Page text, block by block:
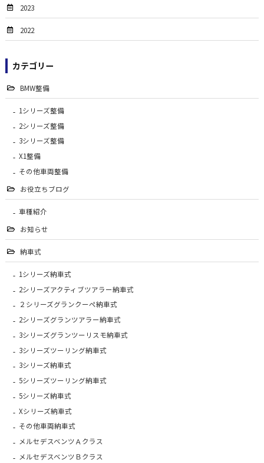
2023
2022
カテゴリー
BMW整備
1シリーズ整備
2シリーズ整備
3シリーズ整備
X1整備
その他車両整備
お役立ちブログ
車種紹介
お知らせ
納車式
1シリーズ納車式
2シリーズアクティブツアラー納車式
２シリーズグランクーペ納車式
2シリーズグランツアラー納車式
3シリーズグランツーリスモ納車式
3シリーズツーリング納車式
3シリーズ納車式
5シリーズツーリング納車式
5シリーズ納車式
Xシリーズ納車式
その他車両納車式
メルセデスベンツＡクラス
メルセデスベンツＢクラス